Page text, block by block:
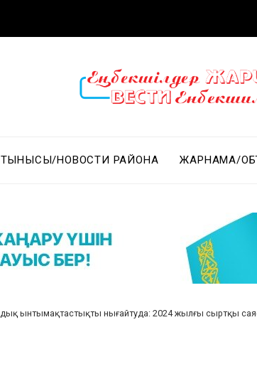
НОВОСТИ РАЙОНА ЖАРНАМА/
ынтымақтастықты нығайтуда: 2024 жылғы сыртқы